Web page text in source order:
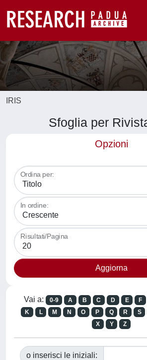
IRIS
Sfoglia per
Opzioni
Ordina per:
In ordine:
Risultati/Pagina
Vai a: 0-9 A B C D E F
K
L M N O P Q R S
X
Y Z
o inserisci le iniziali: